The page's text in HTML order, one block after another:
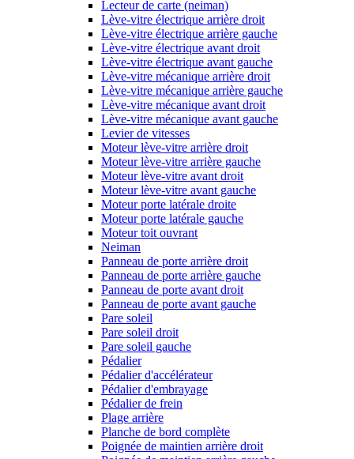
Lecteur de carte (neiman)
Lève-vitre électrique arrière droit
Lève-vitre électrique arrière gauche
Lève-vitre électrique avant droit
Lève-vitre électrique avant gauche
Lève-vitre mécanique arrière droit
Lève-vitre mécanique arrière gauche
Lève-vitre mécanique avant droit
Lève-vitre mécanique avant gauche
Levier de vitesses
Moteur lève-vitre arrière droit
Moteur lève-vitre arrière gauche
Moteur lève-vitre avant droit
Moteur lève-vitre avant gauche
Moteur porte latérale droite
Moteur porte latérale gauche
Moteur toit ouvrant
Neiman
Panneau de porte arrière droit
Panneau de porte arrière gauche
Panneau de porte avant droit
Panneau de porte avant gauche
Pare soleil
Pare soleil droit
Pare soleil gauche
Pédalier
Pédalier d'accélérateur
Pédalier d'embrayage
Pédalier de frein
Plage arrière
Planche de bord complète
Poignée de maintien arrière droit